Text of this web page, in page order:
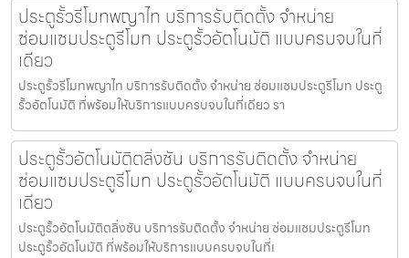
ประตูรั้วรีโมทพญาไท บริการรับติดตั้ง จำหน่าย
ซ่อมแซมประตูรีโมท ประตูรั้วอัตโนมัติ แบบครบจบในที่
เดียว
ประตูรั้วรีโมทพญาไท บริการรับติดตั้ง จำหน่าย ซ่อมแซมประตูรีโมท ประตู
รั้วอัตโนมัติ ที่พร้อมให้บริการแบบครบจบในที่เดียว รา
ประตูรั้วอัตโนมัติตลิ่งชัน บริการรับติดตั้ง จำหน่าย
ซ่อมแซมประตูรีโมท ประตูรั้วอัตโนมัติ แบบครบจบในที่
เดียว
ประตูรั้วอัตโนมัติตลิ่งชัน บริการรับติดตั้ง จำหน่าย ซ่อมแซมประตูรีโมท
ประตูรั้วอัตโนมัติ ที่พร้อมให้บริการแบบครบจบในที่เ